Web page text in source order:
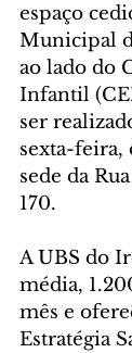
espaço
Municipal
ao lado do
Infantil
ser
sexta-feira,
sede da
170.
A UBS do
média,
mês e
Estratégia